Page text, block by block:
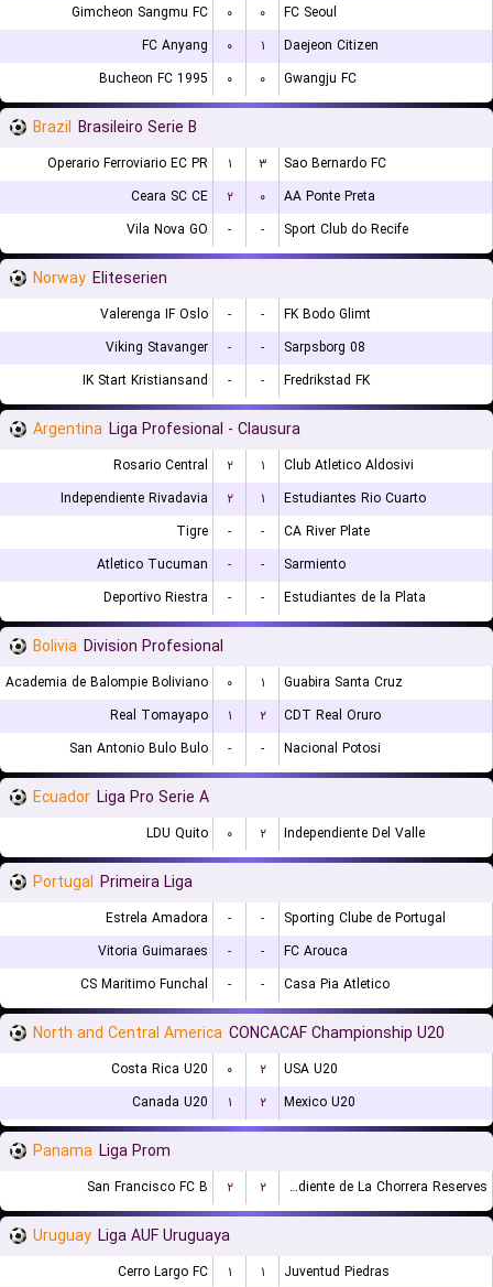
Gimcheon Sangmu FC
۰ ۰
FC Seoul
FC Anyang
۰ ۱
Daejeon Citizen
Bucheon FC 1995
۰ ۰ Gwangju FC
Brazil Brasileiro Serie B
Operario Ferroviario EC PR ۱ ۳
Sao Bernardo FC
Ceara SC CE
۲ ۰
AA Ponte Preta
Vila Nova GO
- - Sport Club do Recife
Norway Eliteserien
Valerenga IF Oslo - -
FK Bodo Glimt
Viking Stavanger
- -
Sarpsborg 08
IK Start Kristiansand
- - Fredrikstad FK
Argentina Liga Profesional - Clausura
Rosario Central ۲ ۱
Club Atletico Aldosivi
Independiente Rivadavia
۲ ۱
Estudiantes Rio Cuarto
Tigre
- -
CA River Plate
Atletico Tucuman
- -
Sarmiento
Deportivo Riestra
- - Estudiantes de la Plata
Bolivia Division Profesional
Academia de Balompie Boliviano ۰ ۱
Guabira Santa Cruz
Real Tomayapo
۱ ۲
CDT Real Oruro
San Antonio Bulo Bulo
- - Nacional Potosi
Ecuador Liga Pro Serie A
LDU Quito ۰ ۲ Independiente Del Valle
Portugal Primeira Liga
Estrela Amadora - -
Sporting Clube de Portugal
Vitoria Guimaraes
- -
FC Arouca
CS Maritimo Funchal
- - Casa Pia Atletico
North and Central America CONCACAF Championship U20
Costa Rica U20 ۰ ۲
USA U20
Canada U20
۱ ۲ Mexico U20
Panama Liga Prom
San Francisco FC B ۲ ۲ CA Independiente de La Chorrera Reserves
Uruguay Liga AUF Uruguaya
Cerro Largo FC ۱ ۱
Juventud Piedras